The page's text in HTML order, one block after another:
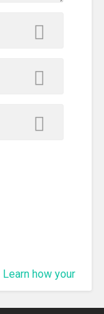
Learn how your